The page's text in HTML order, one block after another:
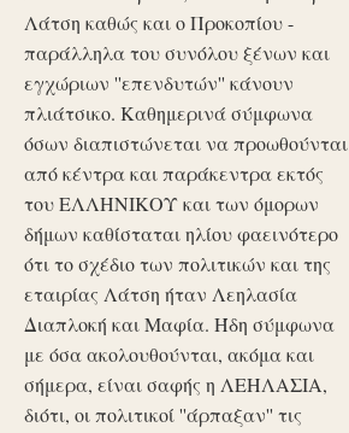
Λάτση καθώς και ο Προκοπίου -
παράλληλα του συνόλου ξένων και
εγχώριων ''επενδυτών'' κάνουν
πλιάτσικο. Καθημερινά σύμφωνα
όσων διαπιστώνεται να προωθούνται
από κέντρα και παράκεντρα εκτός
του ΕΛΛΗΝΙΚΟΥ και των όμορων
δήμων καθίσταται ηλίου φαεινότερο
ότι το σχέδιο των πολιτικών και της
εταιρίας Λάτση ήταν Λεηλασία
Διαπλοκή και Μαφία. Ήδη σύμφωνα
με όσα ακολουθούνται, ακόμα και
σήμερα, είναι σαφής η ΛΕΗΛΑΣΙΑ,
διότι, οι πολιτικοί ''άρπαξαν'' τις